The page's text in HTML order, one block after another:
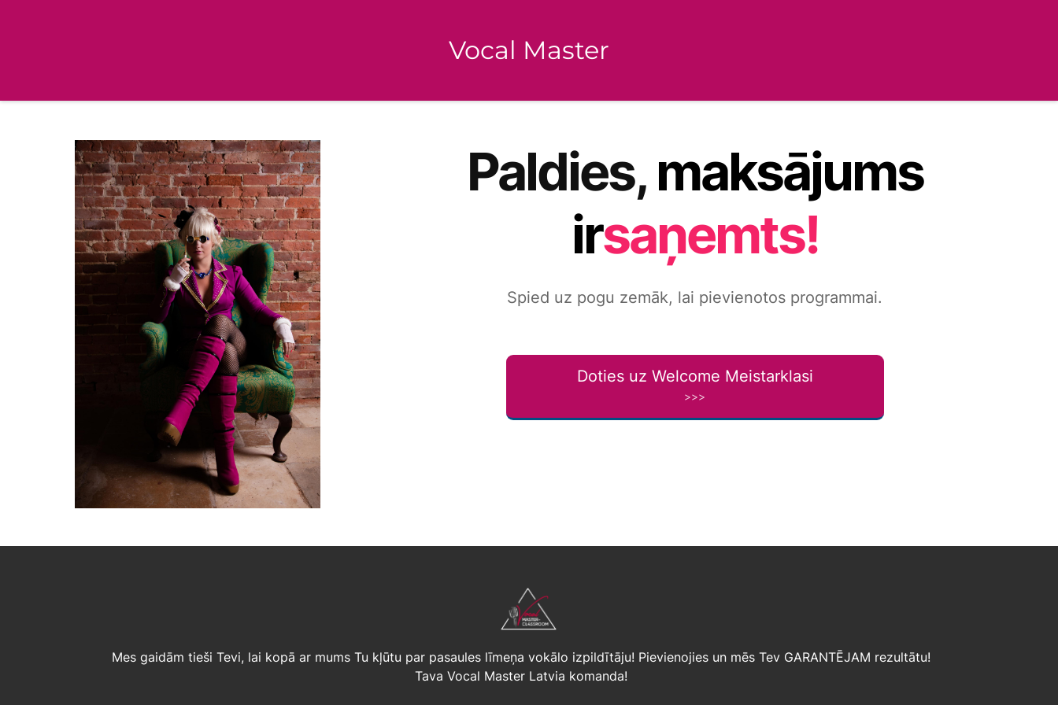
Vocal Master
Paldies, maksājums
irsaņemts!
Spied uz pogu zemāk, lai pievienotos programmai.
Doties uz Welcome Meistarklasi
>>>
Mes gaidām tieši Tevi, lai kopā ar mums Tu kļūtu par pasaules līmeņa vokālo izpildītāju! Pievienojies un mēs Tev GARANTĒJAM rezultātu!
Tava Vocal Master Latvia komanda!